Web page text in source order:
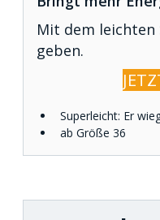
Mit dem leichten
geben.
Superleicht: Er
ab Größe 36